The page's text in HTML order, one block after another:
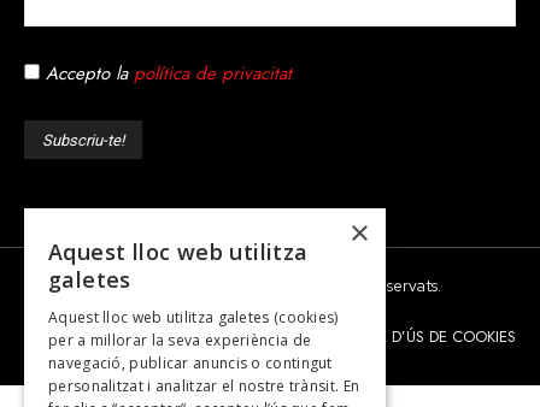
Accepto la política de privacitat
© 2026 - Dona Secret - Tots els drets reservats.
AVÍS LEGAL POLÍTICA DE PRIVACITAT POLÍTICA D’ÚS DE COOKIES
×
Aquest lloc web utilitza
galetes
Aquest lloc web utilitza galetes (cookies)
per a millorar la seva experiència de
navegació, publicar anuncis o contingut
personalitzat i analitzar el nostre trànsit. En